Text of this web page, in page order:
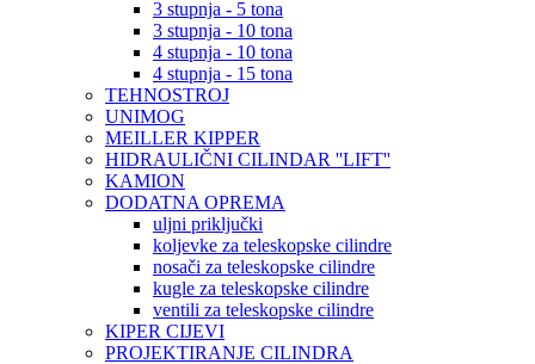
3 stupnja - 5 tona
3 stupnja - 10 tona
4 stupnja - 10 tona
4 stupnja - 15 tona
TEHNOSTROJ
UNIMOG
MEILLER KIPPER
HIDRAULIČNI CILINDAR ''LIFT''
KAMION
DODATNA OPREMA
uljni priključki
koljevke za teleskopske cilindre
nosači za teleskopske cilindre
kugle za teleskopske cilindre
ventili za teleskopske cilindre
KIPER CIJEVI
PROJEKTIRANJE CILINDRA